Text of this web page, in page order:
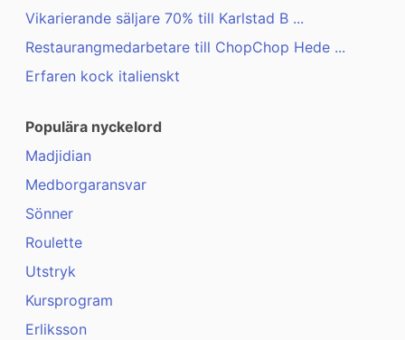
Vikarierande säljare 70% till Karlstad B ...
Restaurangmedarbetare till ChopChop Hede ...
Erfaren kock italienskt
Populära nyckelord
Madjidian
Medborgaransvar
Sönner
Roulette
Utstryk
Kursprogram
Erliksson